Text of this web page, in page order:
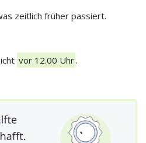
zeitlich früher passiert.
vor 12.00 Uhr.